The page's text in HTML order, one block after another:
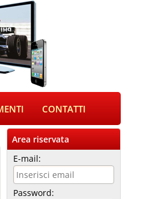
CONTATTI
Area riservata
E-mail:
Password: